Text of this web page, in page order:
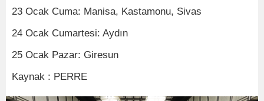
23 Ocak Cuma: Manisa, Kastamonu, Sivas
24 Ocak Cumartesi: Aydın
25 Ocak Pazar: Giresun
Kaynak : PERRE